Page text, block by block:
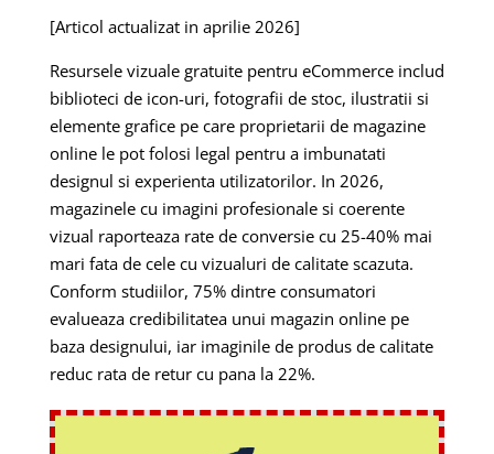
[Articol actualizat in aprilie 2026]
Resursele vizuale gratuite pentru eCommerce includ
biblioteci de icon-uri, fotografii de stoc, ilustratii si
elemente grafice pe care proprietarii de magazine
online le pot folosi legal pentru a imbunatati
designul si experienta utilizatorilor. In 2026,
magazinele cu imagini profesionale si coerente
vizual raporteaza rate de conversie cu 25-40% mai
mari fata de cele cu vizualuri de calitate scazuta.
Conform studiilor, 75% dintre consumatori
evalueaza credibilitatea unui magazin online pe
baza designului, iar imaginile de produs de calitate
reduc rata de retur cu pana la 22%.